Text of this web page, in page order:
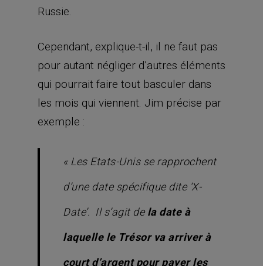
Russie.
Cependant, explique-t-il, il ne faut pas
pour autant négliger d’autres éléments
qui pourrait faire tout basculer dans
les mois qui viennent. Jim précise par
exemple :
« Les Etats-Unis se rapprochent
d’une date spécifique dite ‘X-
Date’. Il s’agit de la date à
laquelle le Trésor va arriver à
court d’argent pour payer les